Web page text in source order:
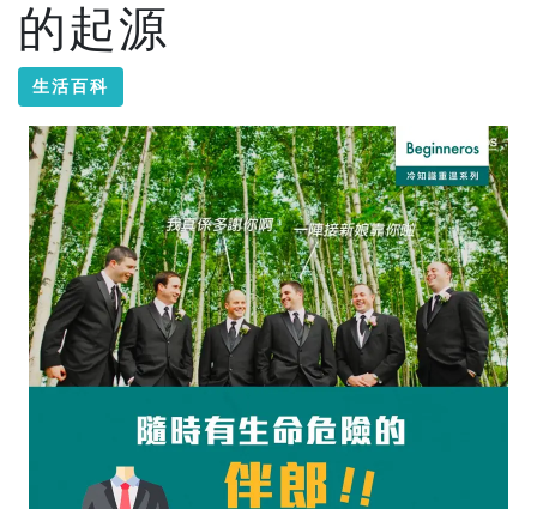
的起源
生活百科